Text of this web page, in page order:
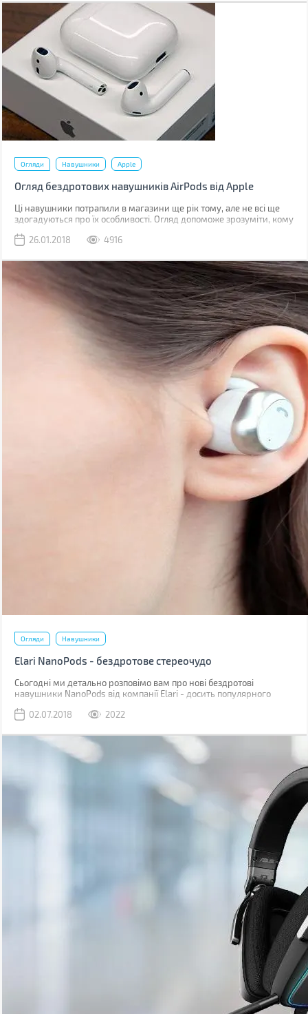
Огляди Навушники Apple
Огляд бездротових навушників AirPods від Apple
Ці навушники потрапили в магазини ще рік тому, але не всі ще
здогадуються про їх особливості. Огляд допоможе зрозуміти, кому
26.01.2018
4916
Огляди Навушники
Elari NanoPods - бездротове стереочудо
Сьогодні ми детально розповімо вам про нові бездротові
навушники NanoPods від компанії Elari - досить популярного
нове дітище як навушники зі звучанням класу Hi-Fi.
02.07.2018 2022